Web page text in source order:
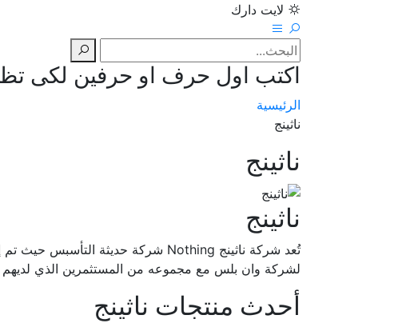
لايت دارك
اكتب اول حرف او حرفين لكى
الرئيسية
ناثينج
ناثينج
ناثينج
لشركة وان بلس مع مجموعه من المستثمرين الذي لديهم
أحدث منتجات ناثينج